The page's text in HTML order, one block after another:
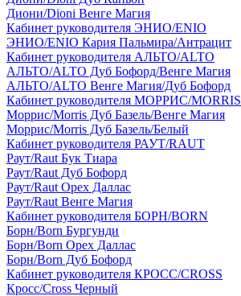
Диони/Dioni Венге Магия
Кабинет руководителя ЭНИО/ENIO
ЭНИО/ENIO Кария Пальмира/Антрацит
Кабинет руководителя АЛЬТО/ALTO
АЛЬТО/ALTO Дуб Бофорд/Венге Магия
АЛЬТО/ALTO Венге Магия/Дуб Бофорд
Кабинет руководителя МОРРИС/MORRIS
Моррис/Morris Дуб Базель/Венге Магия
Моррис/Morris Дуб Базель/Белый
Кабинет руководителя РАУТ/RAUT
Раут/Raut Бук Тиара
Раут/Raut Дуб Бофорд
Раут/Raut Орех Даллас
Раут/Raut Венге Магия
Кабинет руководителя БОРН/BORN
Борн/Born Бургунди
Борн/Born Орех Даллас
Борн/Born Дуб Бофорд
Кабинет руководителя КРОСС/CROSS
Кросс/Cross Черный